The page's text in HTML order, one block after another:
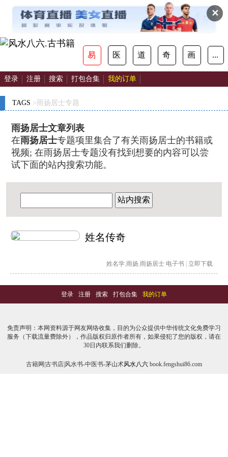
✕
易 医 道 奇 画 ...
登录 注册 搜索 打包合集 我的订单
TAGS >雨扬居士专题
雨扬居士文章列表
在雨扬居士专题项里集合了有关雨扬居士的书籍或
视频; 在雨扬居士专题没有找到想要的内容可以尝
试下面的站内搜索功能。
站内搜索
姓名传奇
姓名学,雨扬,雨扬居士 电子书 立即下载
登录 - 注册 - 搜索 - 打包合集 - 我的订单
免责声明：本网资料源于网友网络收集，目的为公众提供中华传统文化免费学习
服务（下载流量费除外），作品版权归原作者所有，如果侵犯了您的版权，请在
30日内联系我们删除。
古籍网|古书店|风水书-中医书-茅山术风水八六 book.fengshui86.com